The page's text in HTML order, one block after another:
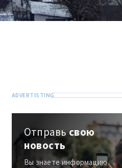
Отправьсвою
новость
Вы знаете информацию